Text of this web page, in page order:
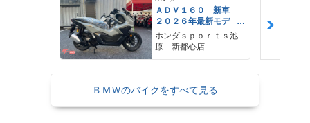
ＡＤＶ１６０ 新車
２０２６年最新モデ
ル パールスモーキー
グレー スマートキ
ー ２９Ｌメットイ
ホンダｓｐｏｒｔｓ池
原 新都心店
ＢＭＷのバイクをすべて見る